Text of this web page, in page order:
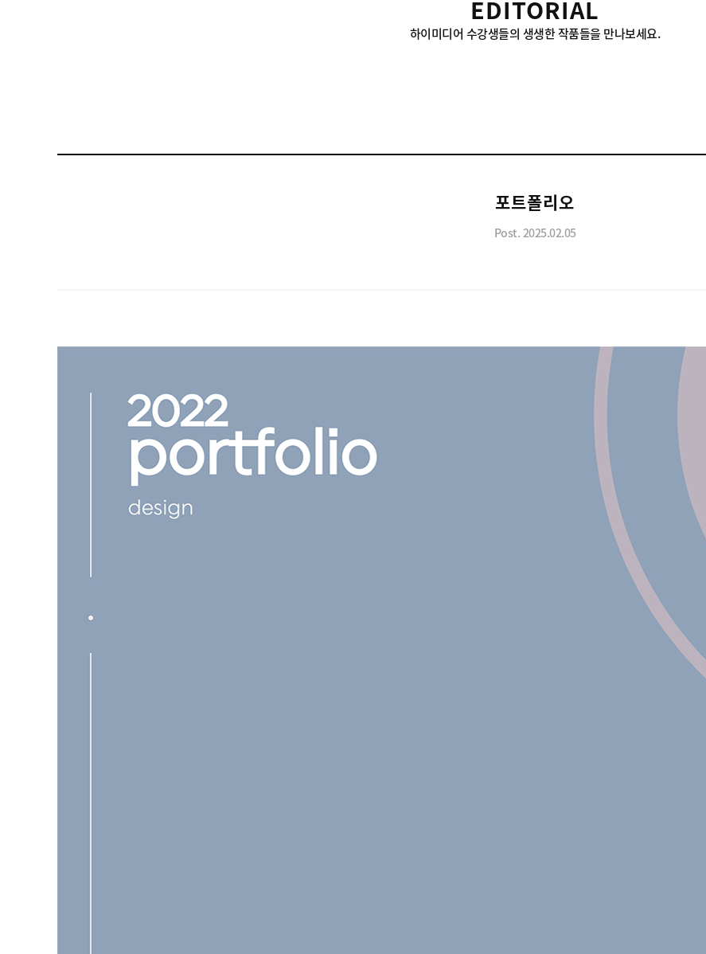
EDITORIAL
하이미디어 수강생들의 생생한 작품들을 만나보세요.
포트폴리오
Post. 2025.02.05